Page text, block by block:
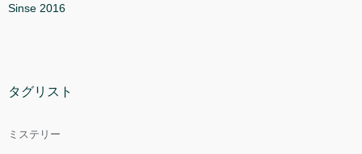
Sinse 2016
タグリスト
ミステリー